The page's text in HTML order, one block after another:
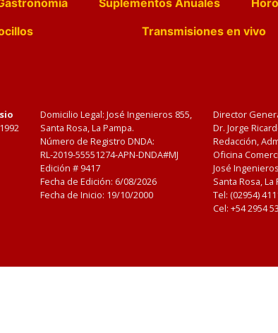
Suplementos Anuales
Transmisiones en vivo
Domicilio Legal: José Ingenieros 855,
Santa Rosa, La Pampa.
Número de Registro DNDA:
RL-2019-55551274-APN-DNDA#MJ
Edición # 9417
Fecha de Edición: 6/08/2026
Fecha de Inicio: 19/10/2000
Director
Dr. Jorge
Redacción,
Oficina
José
Santa Rosa,
Tel: (02954)
Cel: +54 2954